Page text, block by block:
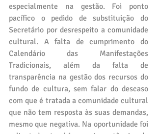
especialmente na gestão. Foi ponto
pacífico o pedido de substituição do
Secretário por desrespeito a comunidade
cultural. A falta de cumprimento do
Calendário das Manifestações
Tradicionais, além da falta de
transparência na gestão dos recursos do
fundo de cultura, sem falar do descaso
com que é tratada a comunidade cultural
que não tem resposta às suas demandas,
mesmo que negativa. Na oportunidade foi